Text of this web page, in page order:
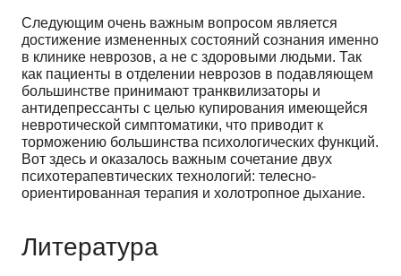
Следующим очень важным вопросом является
достижение измененных состояний сознания именно
в клинике неврозов, а не с здоровыми людьми. Так
как пациенты в отделении неврозов в подавляющем
большинстве принимают транквилизаторы и
антидепрессанты с целью купирования имеющейся
невротической симптоматики, что приводит к
торможению большинства психологических функций.
Вот здесь и оказалось важным сочетание двух
психотерапевтических технологий: телесно-
ориентированная терапия и холотропное дыхание.
Литература